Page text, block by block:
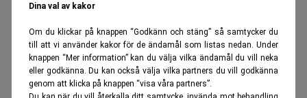
Dina val av kakor
Om du klickar på knappen “Godkänn och stäng” så samtycker du
till att vi använder kakor för de ändamål som listas nedan. Under
knappen “Mer information” kan du välja vilka ändamål du vill neka
eller godkänna. Du kan också välja vilka partners du vill godkänna
genom att klicka på knappen “visa våra partners”.